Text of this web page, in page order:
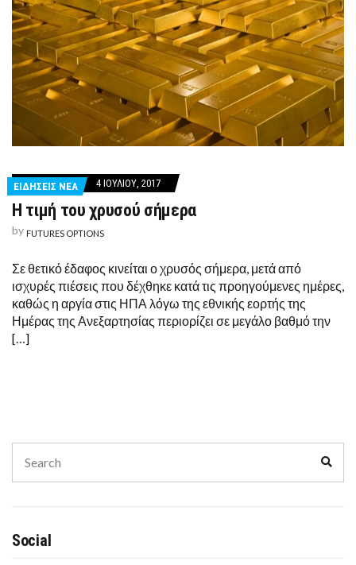
ΕΙΔΗΣΕΙΣ ΝΕΑ 4 ΙΟΥΛΊΟΥ, 2017
Η τιμή του χρυσού σήμερα
by FUTURES OPTIONS
Σε θετικό έδαφος κινείται ο χρυσός σήμερα, μετά από
ισχυρές πιέσεις που δέχθηκε κατά τις προηγούμενες ημέρες,
καθώς η αργία στις ΗΠΑ λόγω της εθνικής εορτής της
Ημέρας της Ανεξαρτησίας περιορίζει σε μεγάλο βαθμό την
[…]
for:
Social